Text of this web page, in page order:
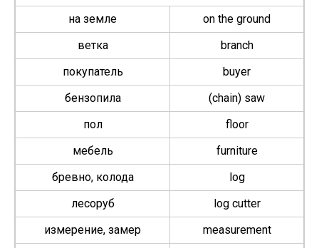
на земле
on the ground
ветка
branch
покупатель
buy­er
бензопила
(chain) saw
пол
floor
мебель
fur­ni­ture
бревно, колода
log
лесоруб
log cut­ter
измерение, замер
mea­sure­ment